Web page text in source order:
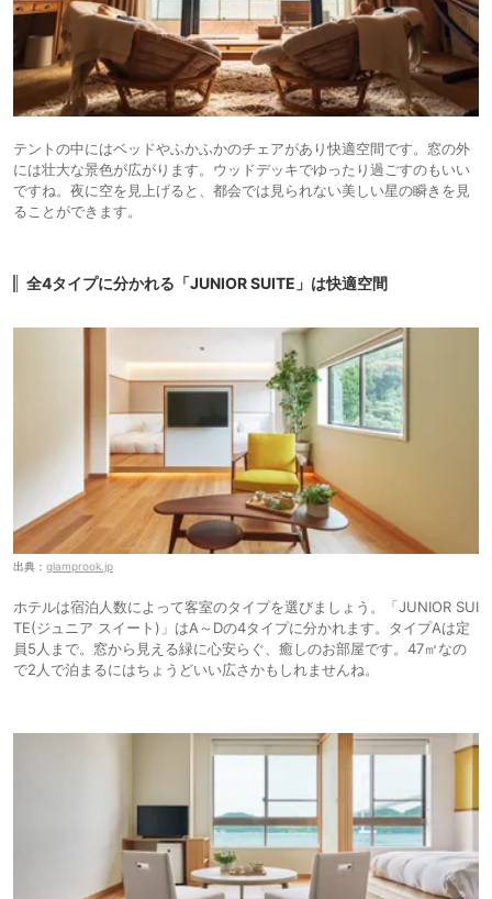
テントの中にはベッドやふかふかのチェアがあり快適空間です。窓の外
には壮大な景色が広がります。ウッドデッキでゆったり過ごすのもいい
ですね。夜に空を見上げると、都会では見られない美しい星の瞬きを見
ることができます。
全4タイプに分かれる「JUNIOR SUITE」は快適空間
出典： glamprook.jp
ホテルは宿泊人数によって客室のタイプを選びましょう。「JUNIOR SUI
TE(ジュニア スイート)」はA～Dの4タイプに分かれます。タイプAは定
員5人まで。窓から見える緑に心安らぐ、癒しのお部屋です。47㎡なの
で2人で泊まるにはちょうどいい広さかもしれませんね。